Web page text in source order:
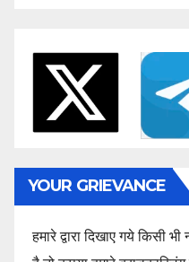
YOUR GRIEVANCE
हमारे द्वारा दिखाए गये किसी